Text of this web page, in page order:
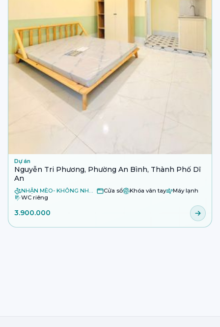
Dự án
Nguyễn Tri Phương, Phường An Bình, Thành Phố Dĩ
An
NHẬN MÈO- KHÔNG NHẬN CHÓ Cửa sổ Khóa vân tay
Máy lạnh
WC riêng
3.900.000